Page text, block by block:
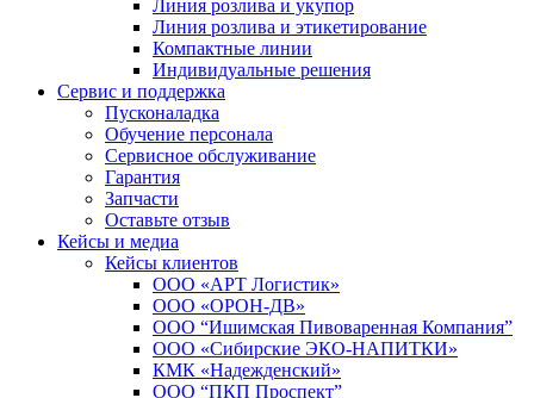
Линия розлива и укупор
Линия розлива и этикетирование
Компактные линии
Индивидуальные решения
Сервис и поддержка
Пусконаладка
Обучение персонала
Сервисное обслуживание
Гарантия
Запчасти
Оставьте отзыв
Кейсы и медиа
Кейсы клиентов
ООО «АРТ Логистик»
ООО «ОРОН-ДВ»
ООО “Ишимская Пивоваренная Компания”
ООО «Сибирские ЭКО-НАПИТКИ»
КМК «Надежденский»
ООО “ПКП Проспект”